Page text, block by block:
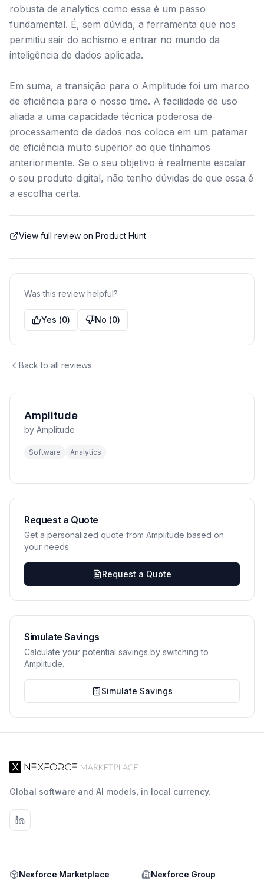
robusta de analytics como essa é um passo
fundamental. É, sem dúvida, a ferramenta que nos
permitiu sair do achismo e entrar no mundo da
inteligência de dados aplicada.
Em suma, a transição para o Amplitude foi um marco
de eficiência para o nosso time. A facilidade de uso
aliada a uma capacidade técnica poderosa de
processamento de dados nos coloca em um patamar
de eficiência muito superior ao que tínhamos
anteriormente. Se o seu objetivo é realmente escalar
o seu produto digital, não tenho dúvidas de que essa é
a escolha certa.
View full review on Product Hunt
Was this review helpful?
Yes (0) No (0)
Back to all reviews
Amplitude
by Amplitude
Software Analytics
Request a Quote
Get a personalized quote from Amplitude based on
your needs.
Request a Quote
Simulate Savings
Calculate your potential savings by switching to
Amplitude.
Simulate Savings
Global software and AI models, in local currency.
Nexforce Marketplace Nexforce Group